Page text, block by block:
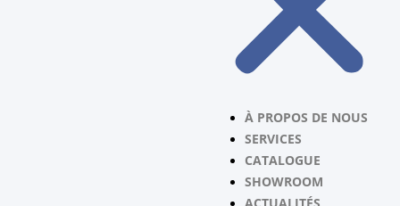
À PROPOS DE NOUS
SERVICES
CATALOGUE
SHOWROOM